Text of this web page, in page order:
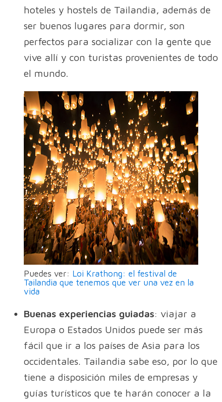
hoteles y hostels de Tailandia, además de
ser buenos lugares para dormir, son
perfectos para socializar con la gente que
vive allí y con turistas provenientes de todo
el mundo.
Puedes ver: Loi Krathong: el festival de
Tailandia que tenemos que ver una vez en la
vida
Buenas experiencias guiadas: viajar a
Europa o Estados Unidos puede ser más
fácil que ir a los países de Asia para los
occidentales. Tailandia sabe eso, por lo que
tiene a disposición miles de empresas y
guías turísticos que te harán conocer a la